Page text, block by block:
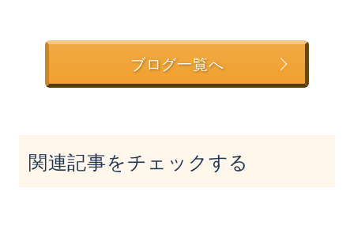
ブログ一覧へ
関連記事をチェックする